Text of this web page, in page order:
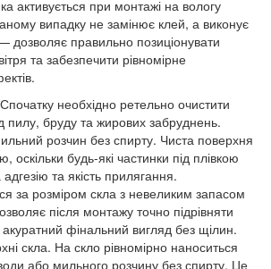
активується при монтажі на вологу
випадку не замінює клей, а виконує
правильно позиціонувати
та забезпечити рівномірне
необхідно ретельно очистити
пилу, бруду та жирових забруднень.
розчин без спирту. Чиста поверхня
оскільки будь-які частинки під плівкою
та якість прилягання.
за розміром скла з невеликим запасом
після монтажу точно підрівняти
акуратний фінальний вигляд без щілин.
скла. На скло рівномірно наноситься
або мильного розчину без спирту. Це